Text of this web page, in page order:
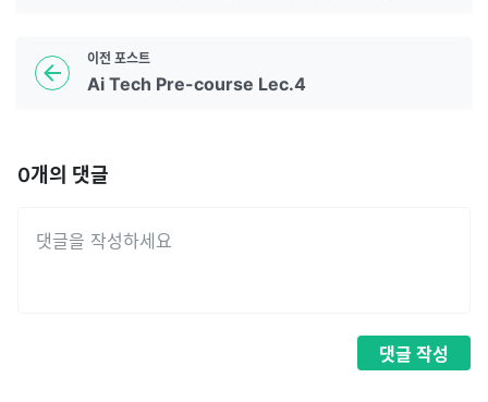
이전 포스트
Ai Tech Pre-course Lec.4
0개의 댓글
댓글 작성